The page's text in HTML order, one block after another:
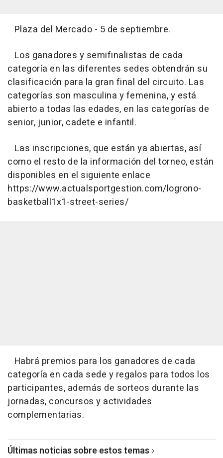
Plaza del Mercado - 5 de septiembre.
Los ganadores y semifinalistas de cada
categoría en las diferentes sedes obtendrán su
clasificación para la gran final del circuito. Las
categorías son masculina y femenina, y está
abierto a todas las edades, en las categorías de
senior, junior, cadete e infantil.
Las inscripciones, que están ya abiertas, así
como el resto de la información del torneo, están
disponibles en el siguiente enlace
https://www.actualsportgestion.com/logrono-
basketball1x1-street-series/
Habrá premios para los ganadores de cada
categoría en cada sede y regalos para todos los
participantes, además de sorteos durante las
jornadas, concursos y actividades
complementarias.
Últimas noticias sobre estos temas